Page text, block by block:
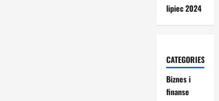
lipiec 2024
CATEGORIES
Biznes i
finanse